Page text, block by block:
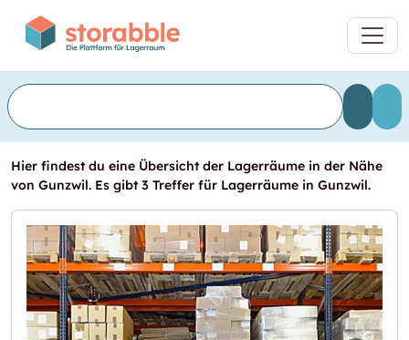
Hier findest du eine Übersicht der Lagerräume in der Nähe
von Gunzwil. Es gibt 3 Treffer für Lagerräume in Gunzwil.